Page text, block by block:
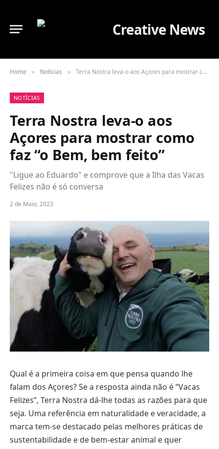
Home » Notícias » Terra Nostra leva-o aos Açores para mostrar como faz “o Bem, bem feito”
NOTÍCIAS
Terra Nostra leva-o aos
Açores para mostrar como
faz “o Bem, bem feito”
"Ligue ao Eduardo" e comprove que a Ilha das Vacas
Felizes não é só conversa
2 de Maio, 2023
Qual é a primeira coisa em que pensa quando lhe
falam dos Açores? Se a resposta ainda não é “Vacas
Felizes”, Terra Nostra dá-lhe todas as razões para que
seja. Uma referência em naturalidade e veracidade, a
marca tem-se destacado pelas melhores práticas de
sustentabilidade e de bem-estar animal e quer